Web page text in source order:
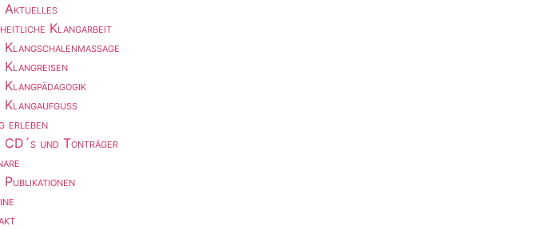
Aktuelles
Klangarbeit
Klangschalenmassage
Klangreisen
Klangpädagogik
Klangaufguss
erleben
CD´s und Tonträger
Publikationen